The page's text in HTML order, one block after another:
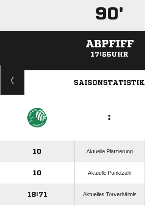
90'
ABPFIFF
17:56UHR
ANZEIGE
SAISONSTATISTIK
:
10 Aktuelle Platzierung
10 Aktuelle Punktzahl
18:71 Aktuelles Torverhältnis